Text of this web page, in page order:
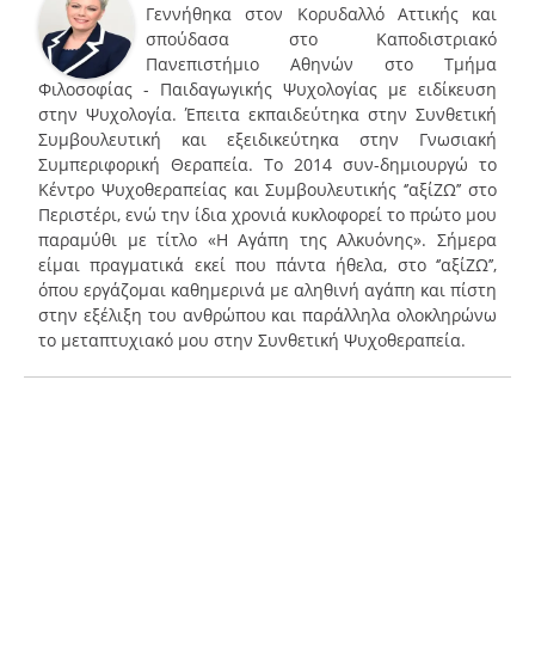
Γεννήθηκα στον Κορυδαλλό Αττικής και
σπούδασα στο Καποδιστριακό
Πανεπιστήμιο Αθηνών στο Τμήμα
Φιλοσοφίας - Παιδαγωγικής Ψυχολογίας με ειδίκευση
στην Ψυχολογία. Έπειτα εκπαιδεύτηκα στην Συνθετική
Συμβουλευτική και εξειδικεύτηκα στην Γνωσιακή
Συμπεριφορική Θεραπεία. Το 2014 συν-δημιουργώ το
Κέντρο Ψυχοθεραπείας και Συμβουλευτικής ‘’αξίΖΩ’’ στο
Περιστέρι, ενώ την ίδια χρονιά κυκλοφορεί το πρώτο μου
παραμύθι με τίτλο «Η Αγάπη της Αλκυόνης». Σήμερα
είμαι πραγματικά εκεί που πάντα ήθελα, στο ‘’αξίΖΩ’’,
όπου εργάζομαι καθημερινά με αληθινή αγάπη και πίστη
στην εξέλιξη του ανθρώπου και παράλληλα ολοκληρώνω
το μεταπτυχιακό μου στην Συνθετική Ψυχοθεραπεία.